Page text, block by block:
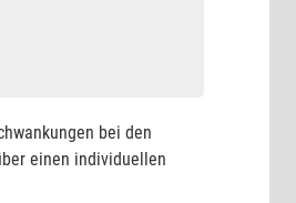
bei den
einen individuellen